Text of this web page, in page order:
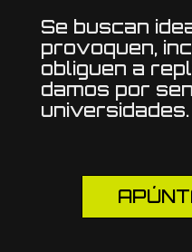
Se buscan
provoquen,
obliguen a
damos por
universidades.